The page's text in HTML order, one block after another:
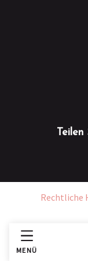
MENÜ
Teilen
Rechtliche